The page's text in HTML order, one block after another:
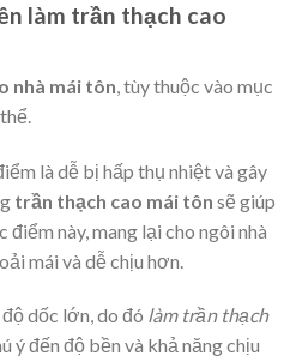
làm trần thạch cao
nhà mái tôn , tùy thuộc vào mục
là dễ bị hấp thụ nhiệt và gây
trần thạch cao mái tôn sẽ giúp
này, mang lại cho ngôi nhà
mái và dễ chịu hơn.
dốc lớn, do đó làm trần thạch
ý đến độ bền và khả năng chịu